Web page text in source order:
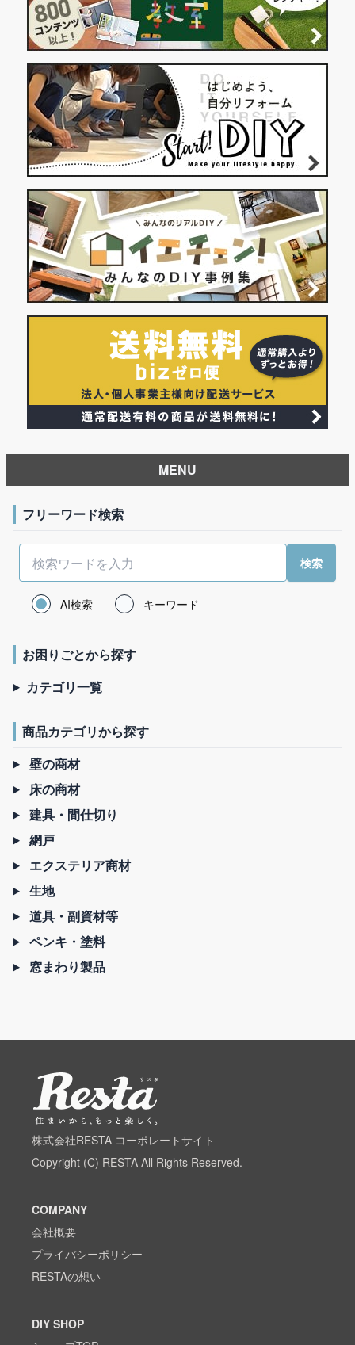
MENU
フリーワード検索
AI検索 キーワード
お困りごとから探す
カテゴリ一覧
商品カテゴリから探す
壁の商材
床の商材
建具・間仕切り
網戸
エクステリア商材
生地
道具・副資材等
ペンキ・塗料
窓まわり製品
株式会社RESTA コーポレートサイト
Copyright (C) RESTA All Rights Reserved.
COMPANY
会社概要
プライバシーポリシー
RESTAの想い
DIY SHOP